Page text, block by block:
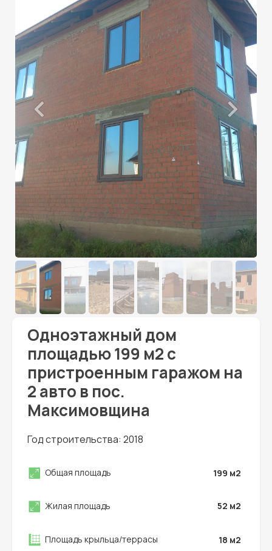
Одноэтажный дом
площадью 199 м2 с
пристроенным гаражом на
2 авто в пос.
Максимовщина
Год строительства: 2018
Общая площадь 199 м2
Жилая площадь 52 м2
Площадь крыльца/террасы 18 м2